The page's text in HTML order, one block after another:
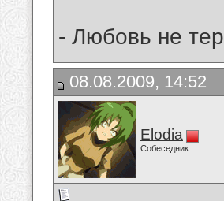
- Любовь не
08.08.2009, 14:52
Elodia
Собеседник